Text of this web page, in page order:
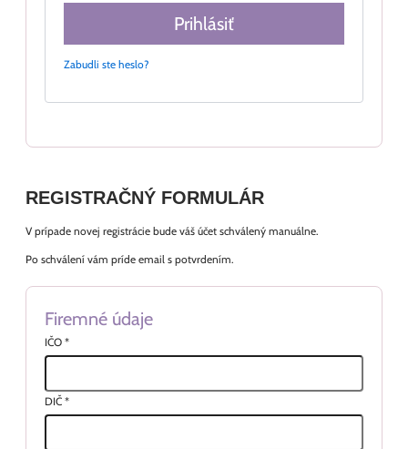
Prihlásiť
Zabudli ste heslo?
REGISTRAČNÝ FORMULÁR
V prípade novej registrácie bude váš účet schválený manuálne.
Po schválení vám príde email s potvrdením.
Firemné údaje
IČO *
DIČ *